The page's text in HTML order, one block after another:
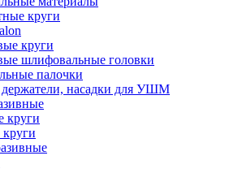
круги
круги
шлифовальные головки
палочки
насадки для УШМ
круги